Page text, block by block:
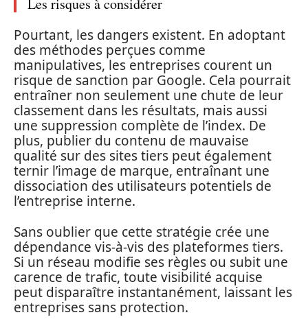
Pourtant, les dangers existent. En adoptant
des méthodes perçues comme
manipulatives, les entreprises courent un
risque de sanction par Google. Cela pourrait
entraîner non seulement une chute de leur
classement dans les résultats, mais aussi
une suppression complète de l’index. De
plus, publier du contenu de mauvaise
qualité sur des sites tiers peut également
ternir l’image de marque, entraînant une
dissociation des utilisateurs potentiels de
l’entreprise interne.
Sans oublier que cette stratégie crée une
dépendance vis-à-vis des plateformes tiers.
Si un réseau modifie ses règles ou subit une
carence de trafic, toute visibilité acquise
peut disparaître instantanément, laissant les
entreprises sans protection.